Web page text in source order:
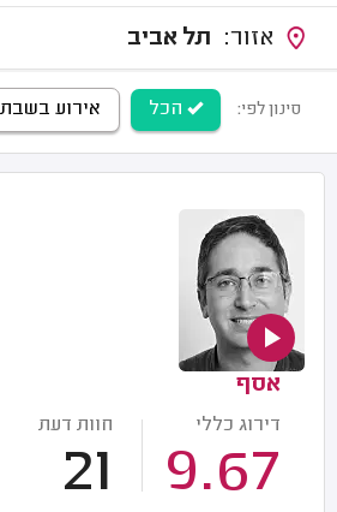
תל אביב
סינון לפי: הכל אירוע בשבת
אסף
דירוג כללי
9.67
חוות דעת
21